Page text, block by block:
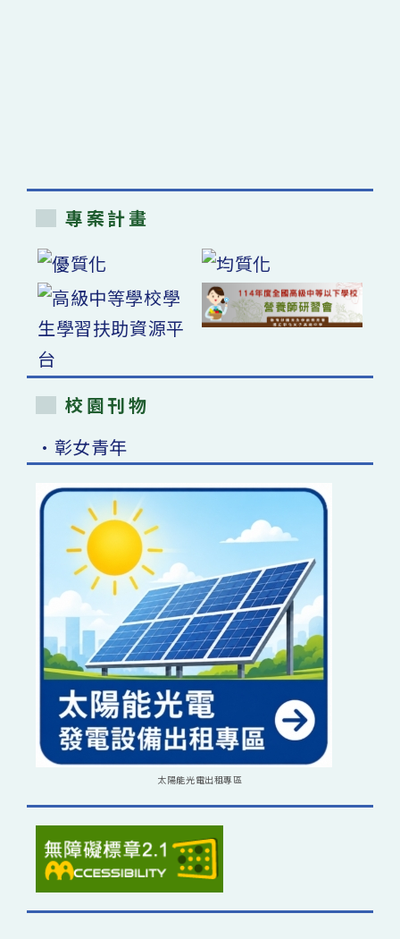
專案計畫
校園刊物
•彰女青年
太陽能光電出租專區